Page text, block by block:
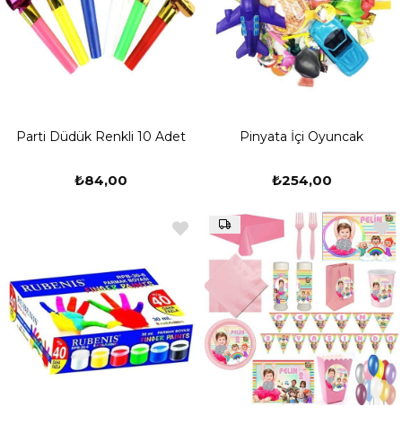
Parti Düdük Renkli 10 Adet
₺84,00
Pinyata İçi Oyuncak
₺254,00